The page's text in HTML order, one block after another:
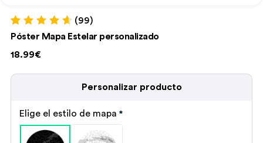
Valorado con
de 5 en
base a
99
de clientes
(99)
Póster Mapa Estelar personalizado
18.99€
Personalizar producto
Elige el estilo de mapa *